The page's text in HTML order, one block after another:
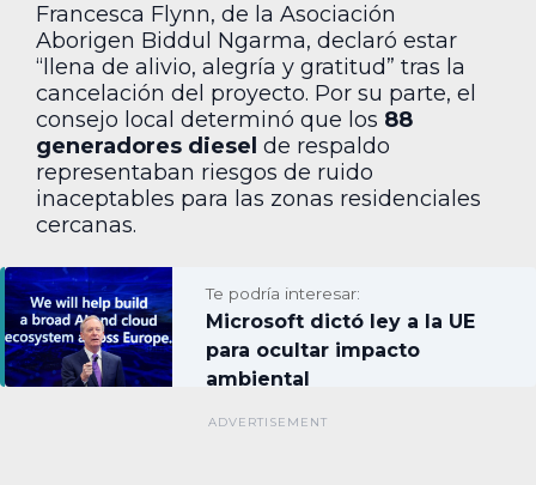
Francesca Flynn, de la Asociación
Aborigen Biddul Ngarma, declaró estar
“llena de alivio, alegría y gratitud” tras la
cancelación del proyecto. Por su parte, el
consejo local determinó que los 88
generadores diesel de respaldo
representaban riesgos de ruido
inaceptables para las zonas residenciales
cercanas.
Te podría interesar:
Microsoft dictó ley a la UE
para ocultar impacto
ambiental